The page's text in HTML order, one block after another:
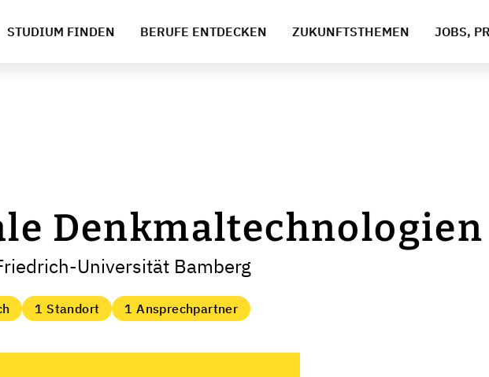
STUDIUM FINDEN BERUFE ENTDECKEN ZUKUNFTSTHEMEN JOBS,
Denkmaltechnologien
Universität Bamberg
1 Standort 1 Ansprechpartner